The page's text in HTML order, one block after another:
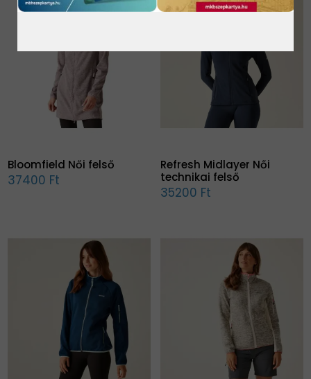
Bloomfield Női felső
37400 Ft
Refresh Midlayer Női
technikai felső
35200 Ft